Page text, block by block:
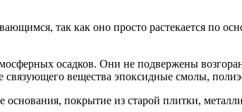
так как оно просто растекается по
осадков. Они не подвержены
связующего вещества эпоксидные смолы,
основания, покрытие из старой плитки,